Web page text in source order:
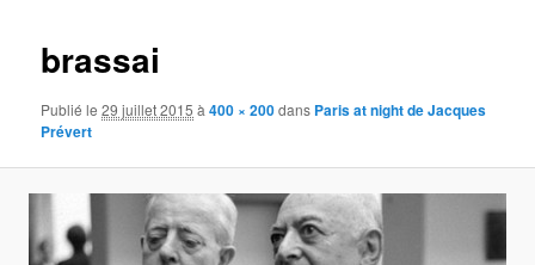
brassai
Publié le29 juillet 2015 à400 × 200dans Paris at night de Jacques
Prévert